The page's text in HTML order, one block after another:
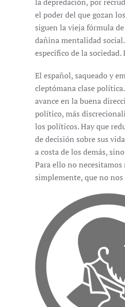
el poder del que gozan
siguen la vieja fórmula
dañina mentalidad
específico de la sociedad.
El español, saqueado y
cleptómana clase
avance en la buena
político, más
los políticos. Hay que
de decisión sobre sus
a costa de los demás,
Para ello no
simplemente, que no nos